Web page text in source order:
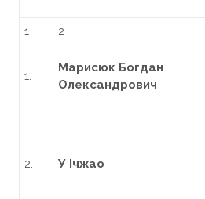
1 2
1.
Марисюк Богдан
Олександрович
2. У Ічжао